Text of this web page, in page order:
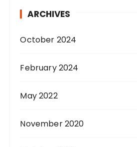
ARCHIVES
October 2024
February 2024
May 2022
November 2020